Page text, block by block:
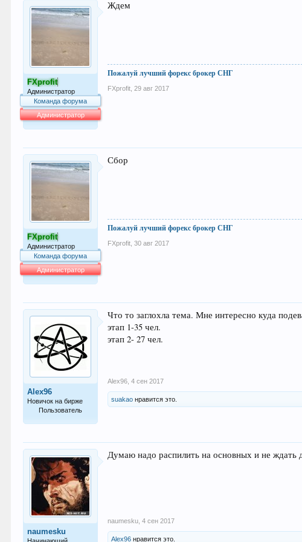
FXprofit
Администратор
Команда форума
Администратор
Ждем
Пожалуй лучший форекс брокер СНГ
FXprofit 29 авг 2017
FXprofit
Администратор
Команда форума
Администратор
Сбор
Пожалуй лучший форекс брокер СНГ
FXprofit 30 авг 2017
Alex96
Новичок на бирже
Пользователь
Что то заглохла тема. Мне интересно куда
этап 1-35 чел.
этап 2- 27 чел.
Alex96 4 сен 2017
suakao нравится это.
naumesku
Думаю надо распилить на основных и не ждать
naumesku 4 сен 2017
Alex96 нравится это.